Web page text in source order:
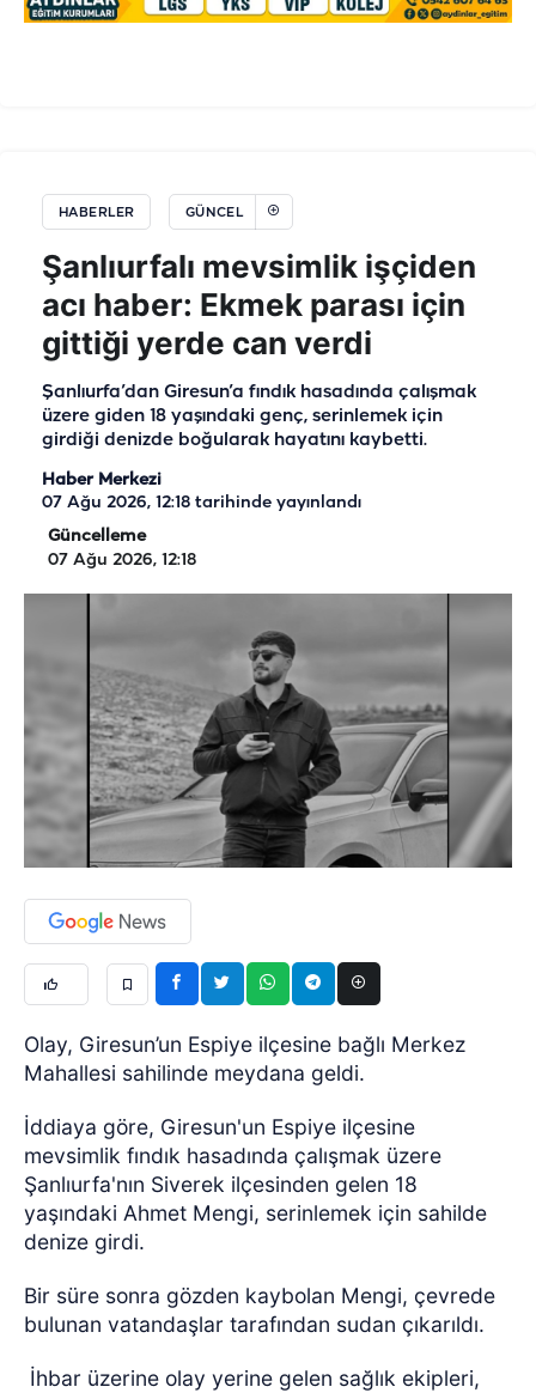
HABERLER GÜNCEL
Şanlıurfalı mevsimlik işçiden
acı haber: Ekmek parası için
gittiği yerde can verdi
Şanlıurfa’dan Giresun’a fındık hasadında çalışmak
üzere giden 18 yaşındaki genç, serinlemek için
girdiği denizde boğularak hayatını kaybetti.
Haber Merkezi
07 Ağu 2026, 12:18 tarihinde yayınlandı
Güncelleme
07 Ağu 2026, 12:18
Olay, Giresun’un Espiye ilçesine bağlı Merkez
Mahallesi sahilinde meydana geldi.
İddiaya göre, Giresun'un Espiye ilçesine
mevsimlik fındık hasadında çalışmak üzere
Şanlıurfa'nın Siverek ilçesinden gelen 18
yaşındaki Ahmet Mengi, serinlemek için sahilde
denize girdi.
Bir süre sonra gözden kaybolan Mengi, çevrede
bulunan vatandaşlar tarafından sudan çıkarıldı.
İhbar üzerine olay yerine gelen sağlık ekipleri,